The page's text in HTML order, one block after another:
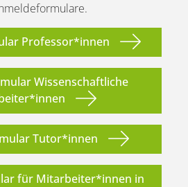
Professor*innen
Wissenschaftliche
Tutor*innen
für Mitarbeiter*innen in